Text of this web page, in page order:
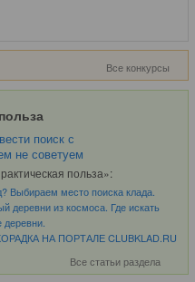
Все конкурсы
поиск с
не советуем
польза»:
Выбираем место поиска клада.
деревни из космоса. Где искать
НА ПОРТАЛЕ CLUBKLAD.RU
Все статьи раздела